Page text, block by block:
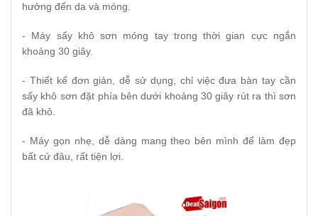
hưởng đến da và móng.
- Máy sấy khô sơn móng tay trong thời gian cực ngắn
khoảng 30 giây.
- Thiết kế đơn giản, dễ sử dụng, chỉ việc đưa bàn tay cần
sấy khô sơn đặt phía bên dưới khoảng 30 giây rút ra thì sơn
đã khô.
- Máy gọn nhẹ, dễ dàng mang theo bên mình để làm đẹp
bất cứ đâu, rất tiện lợi.